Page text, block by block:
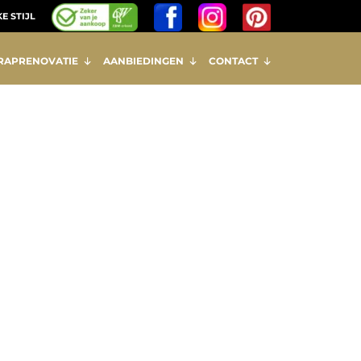
STIJL
AANBIEDINGEN CONTACT